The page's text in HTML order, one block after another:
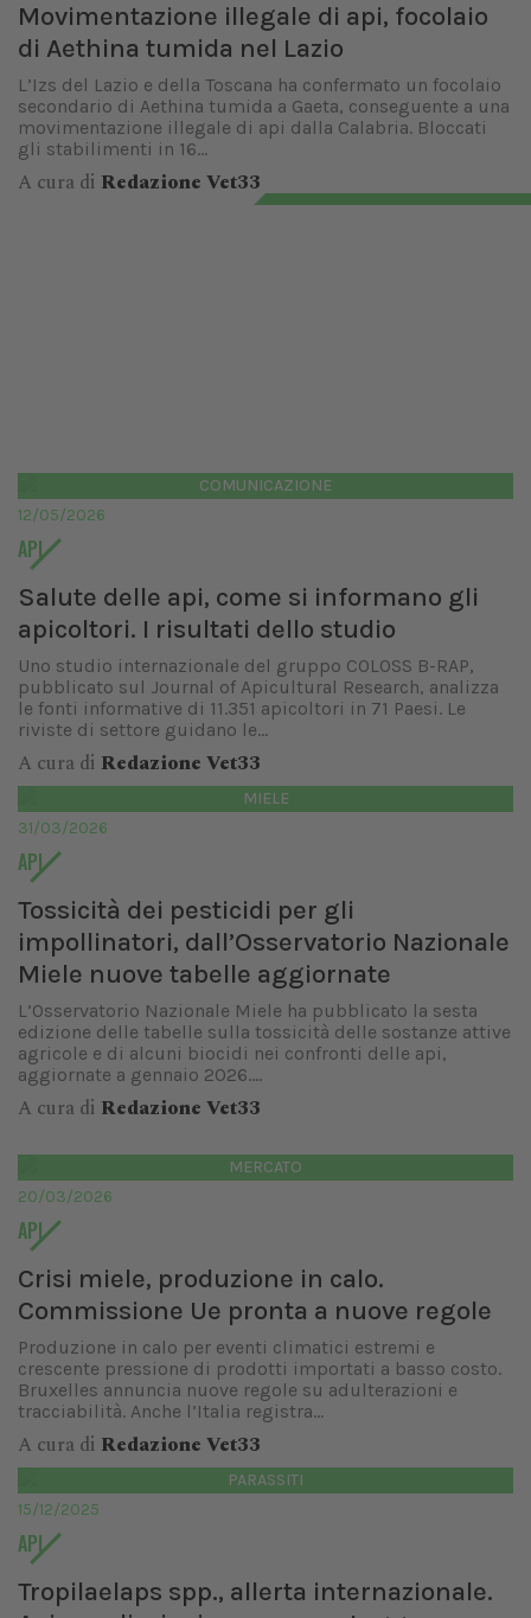
Movimentazione illegale di api, focolaio
di Aethina tumida nel Lazio
L’Izs del Lazio e della Toscana ha confermato un focolaio
secondario di Aethina tumida a Gaeta, conseguente a una
movimentazione illegale di api dalla Calabria. Bloccati
gli stabilimenti in 16...
A cura di Redazione Vet33
COMUNICAZIONE
12/05/2026
API
Salute delle api, come si informano gli
apicoltori. I risultati dello studio
Uno studio internazionale del gruppo COLOSS B-RAP,
pubblicato sul Journal of Apicultural Research, analizza
le fonti informative di 11.351 apicoltori in 71 Paesi. Le
riviste di settore guidano le...
A cura di Redazione Vet33
MIELE
31/03/2026
API
Tossicità dei pesticidi per gli
impollinatori, dall’Osservatorio Nazionale
Miele nuove tabelle aggiornate
L’Osservatorio Nazionale Miele ha pubblicato la sesta
edizione delle tabelle sulla tossicità delle sostanze attive
agricole e di alcuni biocidi nei confronti delle api,
aggiornate a gennaio 2026....
A cura di Redazione Vet33
MERCATO
20/03/2026
API
Crisi miele, produzione in calo.
Commissione Ue pronta a nuove regole
Produzione in calo per eventi climatici estremi e
crescente pressione di prodotti importati a basso costo.
Bruxelles annuncia nuove regole su adulterazioni e
tracciabilità. Anche l’Italia registra...
A cura di Redazione Vet33
PARASSITI
15/12/2025
API
Tropilaelaps spp., allerta internazionale.